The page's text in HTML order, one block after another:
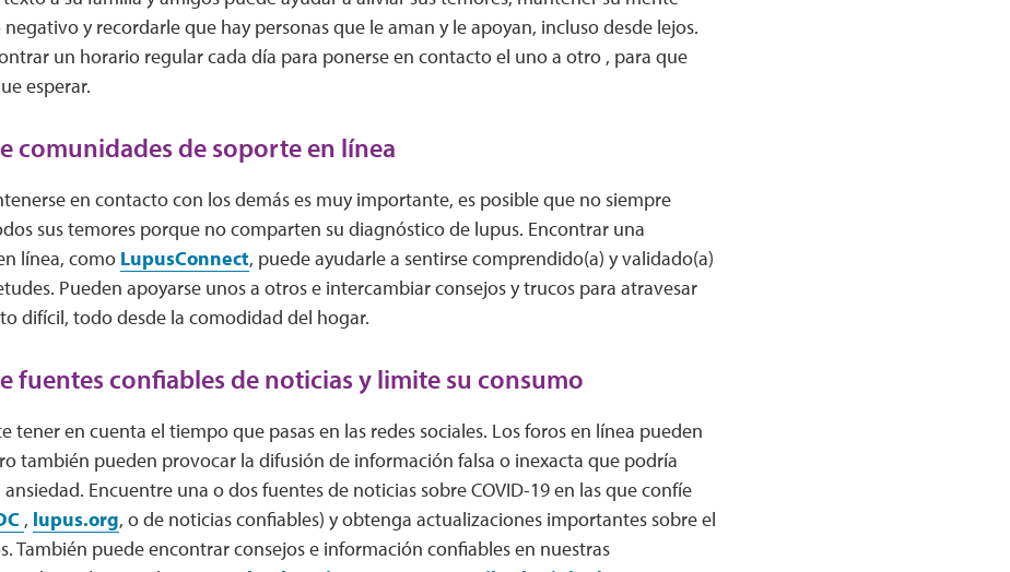
y recordarle que hay personas que le aman y le apoyan, incluso desde lejos.
un horario regular cada día para ponerse en contacto el uno a otro , para que
esperar.
comunidades de soporte en línea
en contacto con los demás es muy importante, es posible que no siempre
sus temores porque no comparten su diagnóstico de lupus. Encontrar una
línea, como LupusConnect, puede ayudarle a sentirse comprendido(a) y validado(a)
Pueden apoyarse unos a otros e intercambiar consejos y trucos para atravesar
difícil, todo desde la comodidad del hogar.
fuentes confiables de noticias y limite su consumo
tener en cuenta el tiempo que pasas en las redes sociales. Los foros en línea pueden
también pueden provocar la difusión de información falsa o inexacta que podría
Encuentre una o dos fuentes de noticias sobre COVID-19 en las que confíe
, lupus.org, o de noticias confiables) y obtenga actualizaciones importantes sobre el
También puede encontrar consejos e información confiables en nuestras